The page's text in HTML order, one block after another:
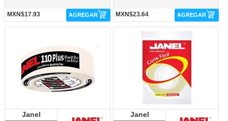
MXN$17.93 AGREGAR MXN$23.64 AGREGAR
Janel
JAN-ADS-11912X1-Janel
Janel